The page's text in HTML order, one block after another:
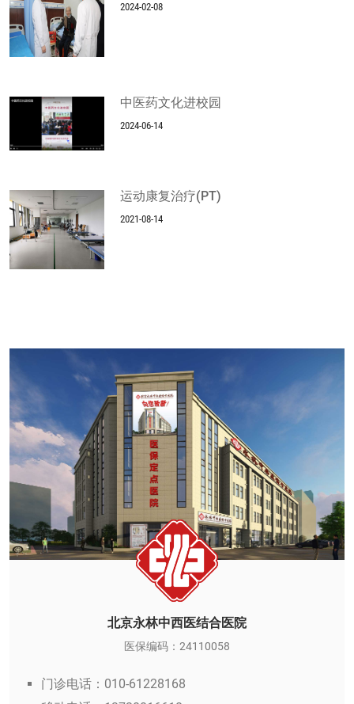
2024-02-08
中医药文化进校园
2024-06-14
运动康复治疗(PT)
2021-08-14
北京永林中西医结合医院
医保编码：24110058
门诊电话：010-61228168